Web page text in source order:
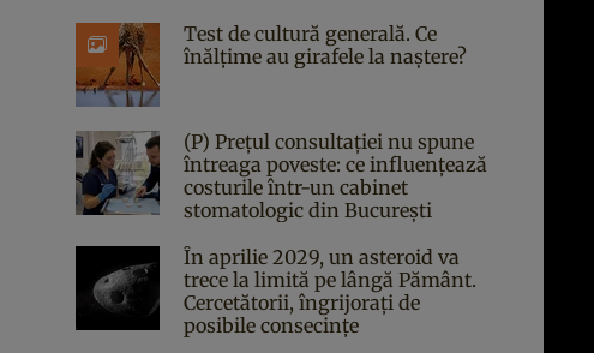
Test de cultură generală. Ce
înălțime au girafele la naștere?
(P) Prețul consultației nu spune
întreaga poveste: ce influențează
costurile într-un cabinet
stomatologic din București
În aprilie 2029, un asteroid va
trece la limită pe lângă Pământ.
Cercetătorii, îngrijorați de
posibile consecințe